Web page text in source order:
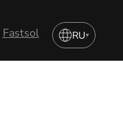
Fastsol RU